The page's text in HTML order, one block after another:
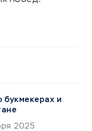
букмекерах и
2025